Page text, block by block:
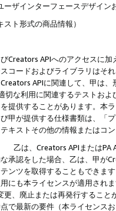
ーザインターフェースデザイ
ト形式の商品情報）
Creators APIへのアクセスに
コードおよびライブラリはそ
APIに関連して、甲は
切な利用に関連するテストお
提供することがあります。本
甲が提供する仕様書類は、「
キストその他の情報またはコ
乙は、Creators APIまたはPA
承認をした場合、乙は、甲が
ンツを取得することもできま
にも本ライセンスが適用され
更、廃止または再発行するこ
で最新の要件（本ライセン